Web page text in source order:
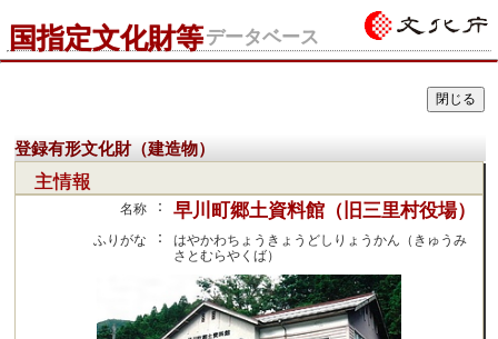
国指定文化財等データベース
登録有形文化財（建造物）
主情報
名称 ： 早川町郷土資料館（旧三里村役場）
ふりがな ：
はやかわちょうきょうどしりょうかん（きゅうみ
さとむらやくば）